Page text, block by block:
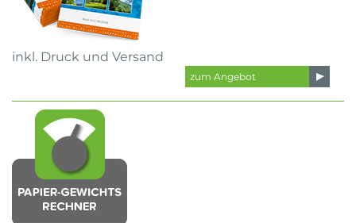
inkl. Druck und Versand
zum Angebot